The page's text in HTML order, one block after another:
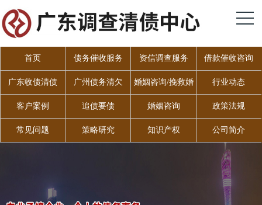
首页 债务催收服务 资信调查服务 借款催收咨询
广东收债清债 广州债务清欠 婚姻咨询/挽救婚
姻
行业动态
客户案例 追债要债 婚姻咨询 政策法规
常见问题 策略研究 知识产权 公司简介